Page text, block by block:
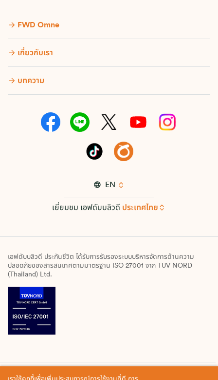
FWD Omne
เกี่ยวกับเรา
บทความ
EN
เยี่ยมชม เอฟดับบลิวดี ประเทศไทย
เอฟดับบลิวดี ประกันชีวิต ได้รับการรับรองระบบบริหารจัดการด้านความ
ปลอดภัยของสารสนเทศตามมาตรฐาน ISO 27001 จาก TUV NORD
(Thailand) Ltd.